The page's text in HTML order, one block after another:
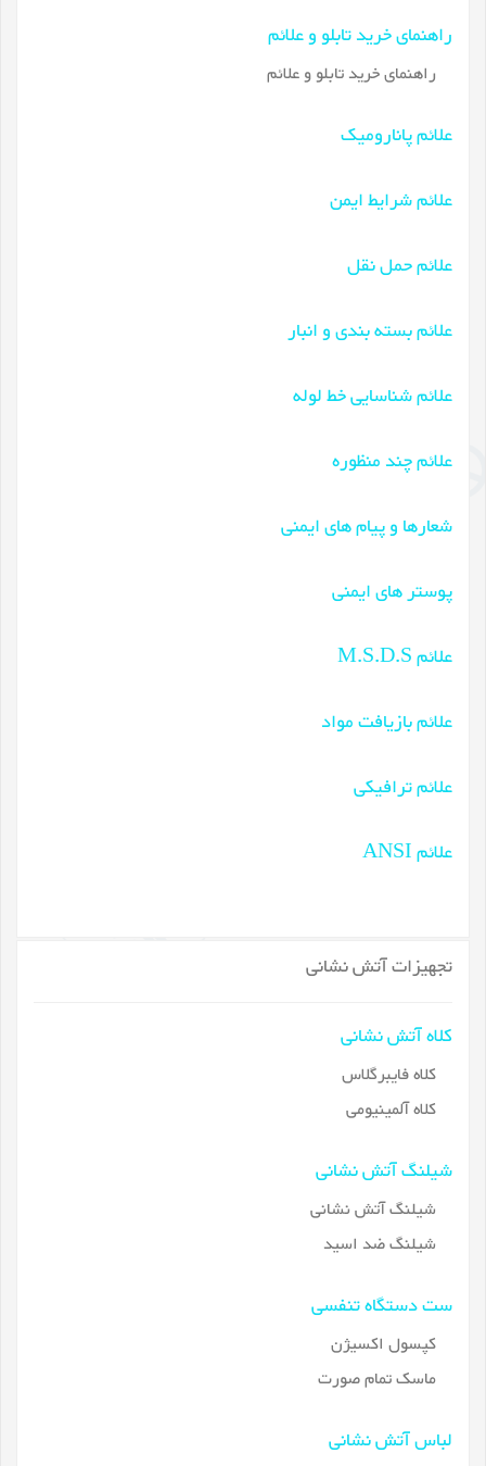
راهنمای خرید تابلو و علائم
راهنمای خرید تابلو و علائم
علائم پانارومیک
علائم شرایط ایمن
علائم حمل نقل
علائم بسته بندی و انبار
علائم شناسایی خط لوله
علائم چند منظوره
شعارها و پیام های ایمنی
پوستر های ایمنی
علائم M.S.D.S
علائم بازیافت مواد
علائم ترافیکی
علائم ANSI
تجهیزات آتش نشانی
کلاه آتش نشانی
کلاه فایبرگلاس
کلاه آلمینیومی
شیلنگ آتش نشانی
شیلنگ آتش نشانی
شیلنگ ضد اسید
ست دستگاه تنفسی
کپسول اکسیژن
ماسک تمام صورت
لباس آتش نشانی